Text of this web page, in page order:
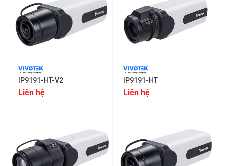
IP9191-HT-V2
Liên hệ
IP9191-HT
Liên hệ